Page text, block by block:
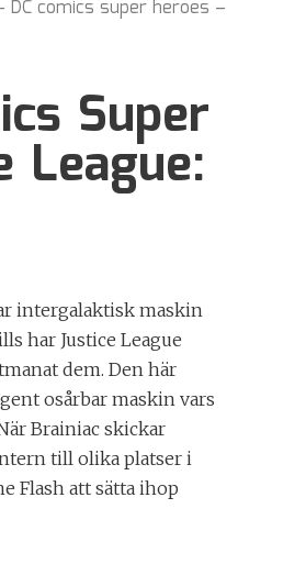
DC comics super heroes –
Super
League:
intergalaktisk maskin
har Justice League
dem. Den här
osårbar maskin vars
Brainiac skickar
till olika platser i
Flash att sätta ihop